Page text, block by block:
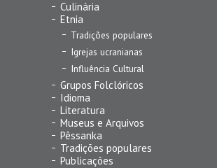
Culinária
Etnia
Tradições populares
Igrejas ucranianas
Influência Cultural
Grupos Folclóricos
Idioma
Literatura
Museus e Arquivos
Pêssanka
Tradições populares
Publicações